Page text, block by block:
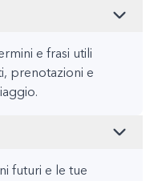
e frasi utili
prenotazioni e
futuri e le tue